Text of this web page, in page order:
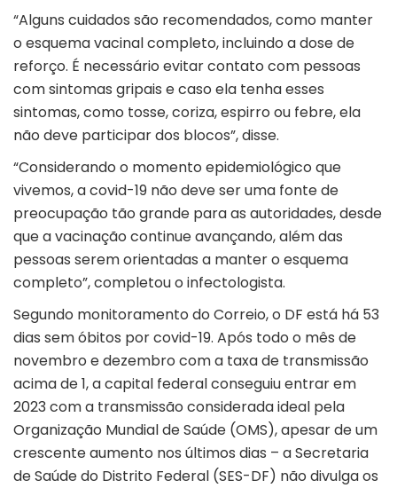
“Alguns cuidados são recomendados, como manter
o esquema vacinal completo, incluindo a dose de
reforço. É necessário evitar contato com pessoas
com sintomas gripais e caso ela tenha esses
sintomas, como tosse, coriza, espirro ou febre, ela
não deve participar dos blocos”, disse.
“Considerando o momento epidemiológico que
vivemos, a covid-19 não deve ser uma fonte de
preocupação tão grande para as autoridades, desde
que a vacinação continue avançando, além das
pessoas serem orientadas a manter o esquema
completo”, completou o infectologista.
Segundo monitoramento do Correio, o DF está há 53
dias sem óbitos por covid-19. Após todo o mês de
novembro e dezembro com a taxa de transmissão
acima de 1, a capital federal conseguiu entrar em
2023 com a transmissão considerada ideal pela
Organização Mundial de Saúde (OMS), apesar de um
crescente aumento nos últimos dias – a Secretaria
de Saúde do Distrito Federal (SES-DF) não divulga os